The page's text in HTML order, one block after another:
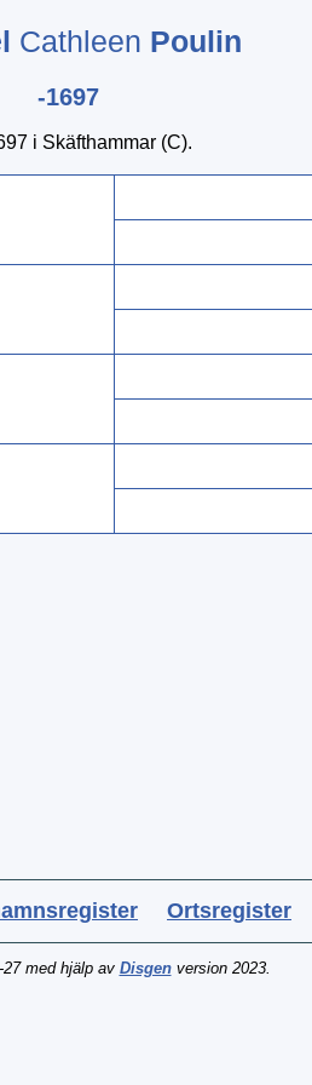
Cathleen Poulin
-1697
i Skäfthammar (C).
Ortsregister
med hjälp av Disgenversion 2023.